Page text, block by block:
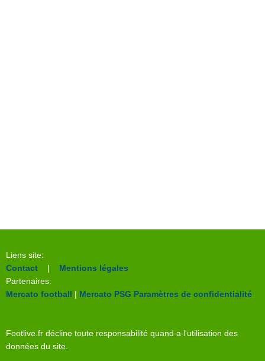
Liens site:
Contact | Mentions légales
Partenaires:
Mercato football | Mercato PSG Paramètres de confidentialité
Footlive.fr décline toute responsabilité quand a l'utilisation des
données du site.